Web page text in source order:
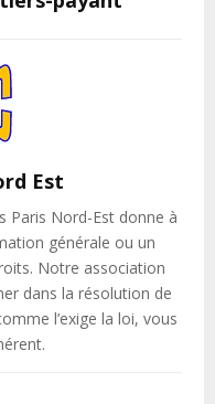
Est
Paris Nord-Est donne à
générale ou un
Notre association
dans la résolution de
l’exige la loi, vous